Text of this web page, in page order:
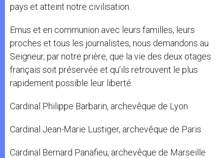
pays et atteint notre civilisation.
Emus et en communion avec leurs familles, leurs
proches et tous les journalistes, nous demandons au
Seigneur, par notre prière, que la vie des deux otages
français soit préservée et qu’ils retrouvent le plus
rapidement possible leur liberté.
Cardinal Philippe Barbarin, archevêque de Lyon
Cardinal Jean-Marie Lustiger, archevêque de Paris
Cardinal Bernard Panafieu, archevêque de Marseille